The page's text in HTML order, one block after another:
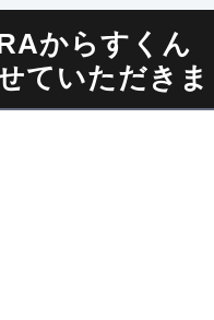
からすく
ていただきま